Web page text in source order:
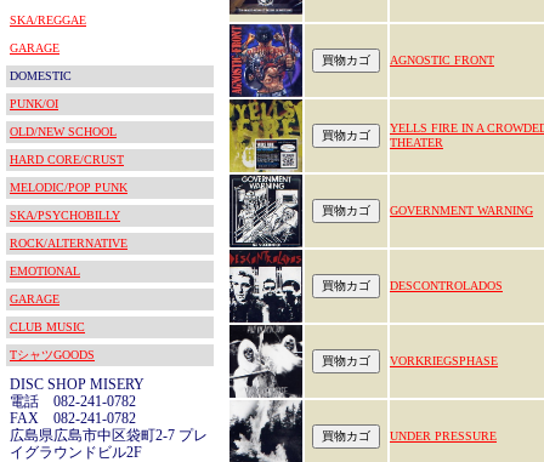
SKA/REGGAE
GARAGE
DOMESTIC
PUNK/OI
OLD/NEW SCHOOL
HARD CORE/CRUST
MELODIC/POP PUNK
SKA/PSYCHOBILLY
ROCK/ALTERNATIVE
EMOTIONAL
GARAGE
CLUB MUSIC
TシャツGOODS
DISC SHOP MISERY
電話 082-241-0782
FAX 082-241-0782
広島県広島市中区袋町2-7 プレ
イグラウンドビル2F
AGNOSTIC FRONT
YELLS FIRE IN A
THEATER
GOVERNMENT WARNING
DESCONTROLADOS
VORKRIEGSPHASE
UNDER PRESSURE